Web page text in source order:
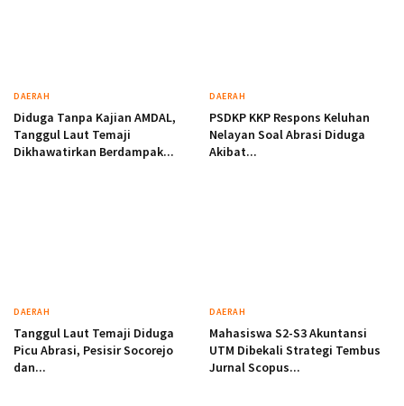
DAERAH
Diduga Tanpa Kajian AMDAL,
Tanggul Laut Temaji
Dikhawatirkan Berdampak...
DAERAH
PSDKP KKP Respons Keluhan
Nelayan Soal Abrasi Diduga
Akibat...
DAERAH
Tanggul Laut Temaji Diduga
Picu Abrasi, Pesisir Socorejo
dan...
DAERAH
Mahasiswa S2-S3 Akuntansi
UTM Dibekali Strategi Tembus
Jurnal Scopus...